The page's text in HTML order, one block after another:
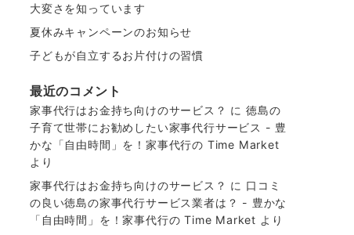
大変さを知っています
夏休みキャンペーンのお知らせ
子どもが自立するお片付けの習慣
最近のコメント
家事代行はお金持ち向けのサービス？ に徳島の
子育て世帯にお勧めしたい家事代行サービス - 豊
かな「自由時間」を！家事代行の Time Market
より
家事代行はお金持ち向けのサービス？ に 口コミ
の良い徳島の家事代行サービス業者は？ - 豊かな
「自由時間」を！家事代行の Time Market より